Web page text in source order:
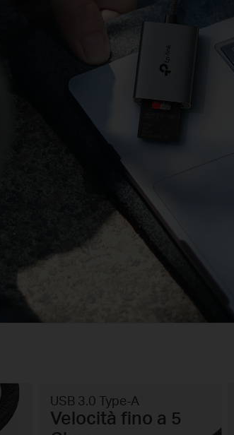
USB 3.0 Type-A
Velocità fino a 5